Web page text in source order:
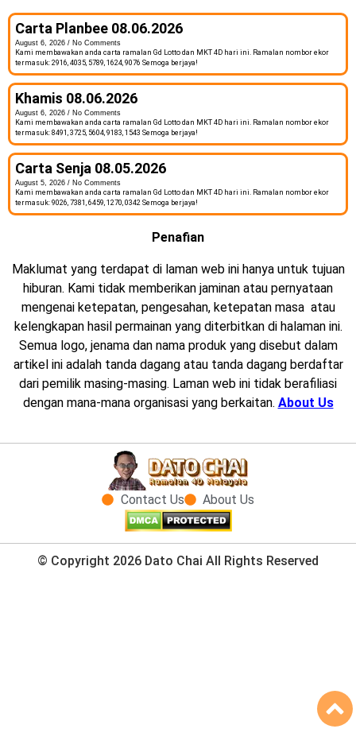
Carta Planbee 08.06.2026
August 6, 2026
No Comments
Kami membawakan anda carta ramalan Gd Lotto dan MKT 4D hari ini. Ramalan nombor ekor
termasuk: 2916, 4035, 5789, 1624, 9076 Semoga berjaya!
Khamis 08.06.2026
August 6, 2026
No Comments
Kami membawakan anda carta ramalan Gd Lotto dan MKT 4D hari ini. Ramalan nombor ekor
termasuk: 8491, 3725, 5604, 9183, 1543 Semoga berjaya!
Carta Senja 08.05.2026
August 5, 2026
No Comments
Kami membawakan anda carta ramalan Gd Lotto dan MKT 4D hari ini. Ramalan nombor ekor
termasuk: 9026, 7381, 6459, 1270, 0342 Semoga berjaya!
Penafian
Maklumat yang terdapat di laman web ini hanya untuk tujuan
hiburan. Kami tidak memberikan jaminan atau pernyataan
mengenai ketepatan, pengesahan, ketepatan masa atau
kelengkapan hasil permainan yang diterbitkan di halaman ini.
Semua logo, jenama dan nama produk yang disebut dalam
artikel ini adalah tanda dagang atau tanda dagang berdaftar
dari pemilik masing-masing. Laman web ini tidak berafiliasi
dengan mana-mana organisasi yang berkaitan. About Us
Contact Us About Us
© Copyright 2026 Dato Chai All Rights Reserved